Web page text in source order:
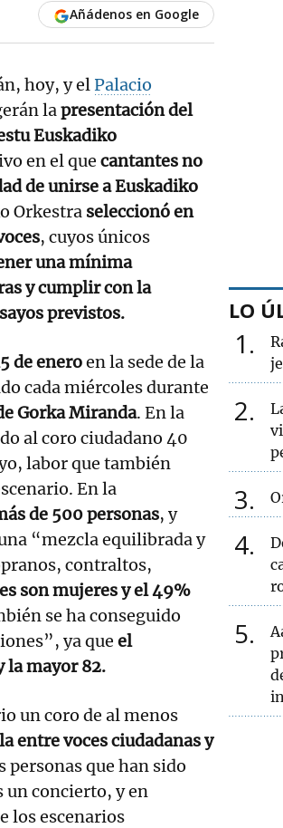
Añádenos en Google
hoy, y elPalacio
lapresentación del
Euskadiko
en el que cantantes no
de unirse a Euskadiko
Orkestra seleccionó en
, cuyos únicos
una mínima
y cumplir con la
previstos.
de eneroen la sede de la
cada miércoles durante
Gorka Miranda. En la
al coro ciudadano 40
labor que también
En la
de 500 personas, y
“mezcla equilibrada y
contraltos,
son mujeres y el 49%
se ha conseguido
ya que el
la mayor 82.
un coro de al menos
entre voces ciudadanas y
personas que han sido
un concierto, y en
los escenarios
LO
1
2
3
4
5